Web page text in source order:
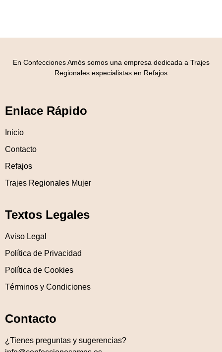
En Confecciones Amós somos una empresa dedicada a Trajes
Regionales especialistas en Refajos
Enlace Rápido
Inicio
Contacto
Refajos
Trajes Regionales Mujer
Textos Legales
Aviso Legal
Política de Privacidad
Política de Cookies
Términos y Condiciones
Contacto
¿Tienes preguntas y sugerencias?